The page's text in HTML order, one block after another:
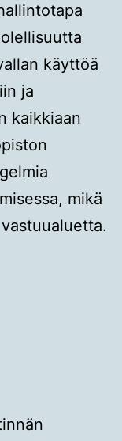
käyttöä
ja
kaikkiaan
mikä